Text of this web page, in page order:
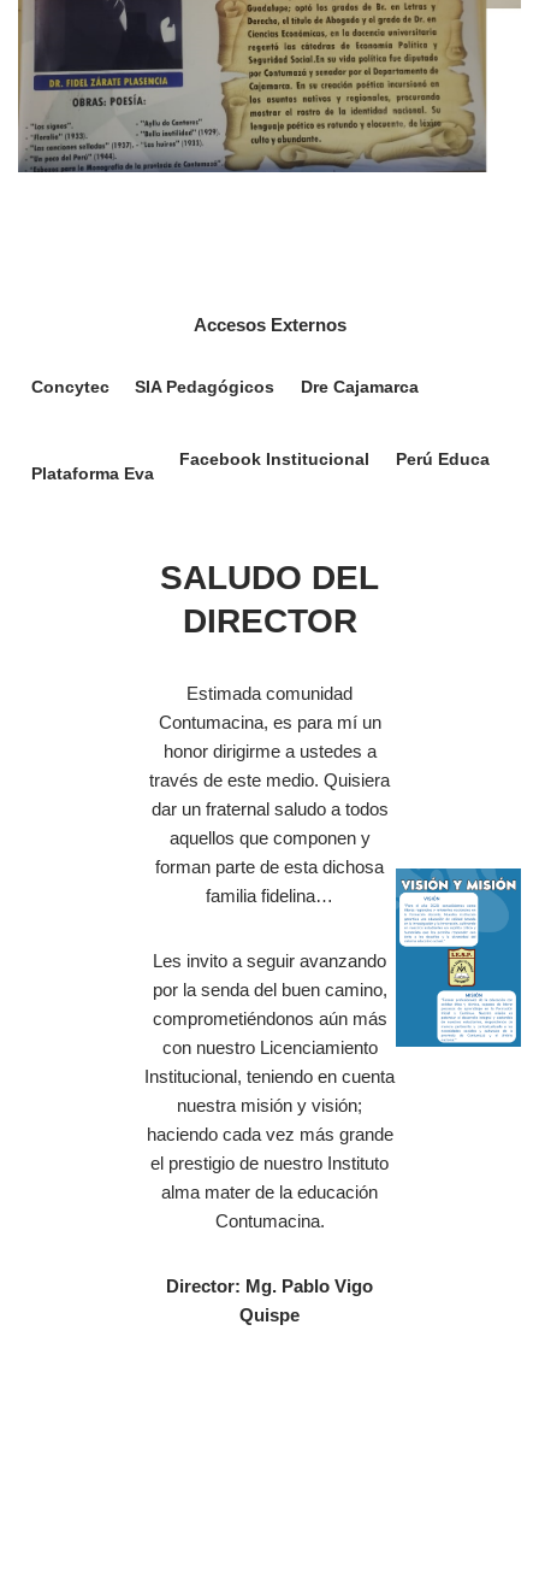
Accesos Externos
Concytec SIA Pedagógicos Dre Cajamarca
Plataforma Eva
Facebook Institucional Perú Educa
SALUDO DEL
DIRECTOR
Estimada comunidad
Contumacina, es para mí un
honor dirigirme a ustedes a
través de este medio. Quisiera
dar un fraternal saludo a todos
aquellos que componen y
forman parte de esta dichosa
familia fidelina…
Les invito a seguir avanzando
por la senda del buen camino,
comprometiéndonos aún más
con nuestro Licenciamiento
Institucional, teniendo en cuenta
nuestra misión y visión;
haciendo cada vez más grande
el prestigio de nuestro Instituto
alma mater de la educación
Contumacina.
Director: Mg. Pablo Vigo
Quispe